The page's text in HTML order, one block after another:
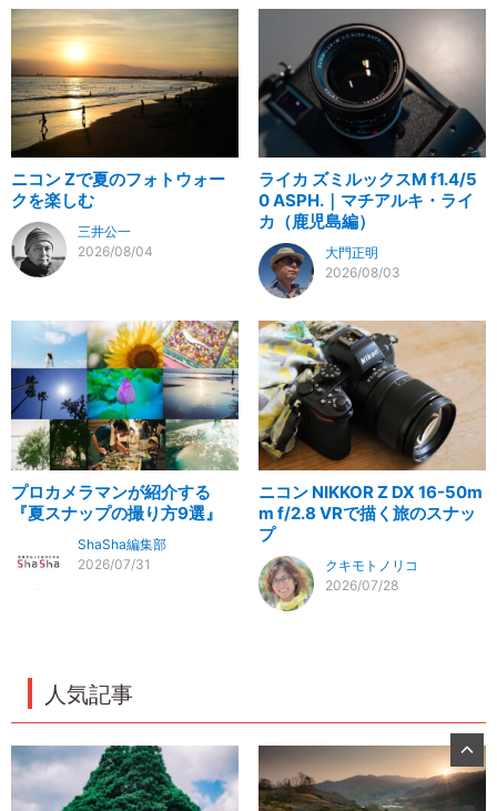
ニコン Zで夏のフォトウォー
クを楽しむ
三井公一
2026/08/04
ライカ ズミルックスM f1.4/5
0 ASPH.｜マチアルキ・ライ
カ（鹿児島編）
大門正明
2026/08/03
プロカメラマンが紹介する
『夏スナップの撮り方9選』
ShaSha編集部
2026/07/31
ニコン NIKKOR Z DX 16-50m
m f/2.8 VRで描く旅のスナッ
プ
クキモトノリコ
2026/07/28
人気記事